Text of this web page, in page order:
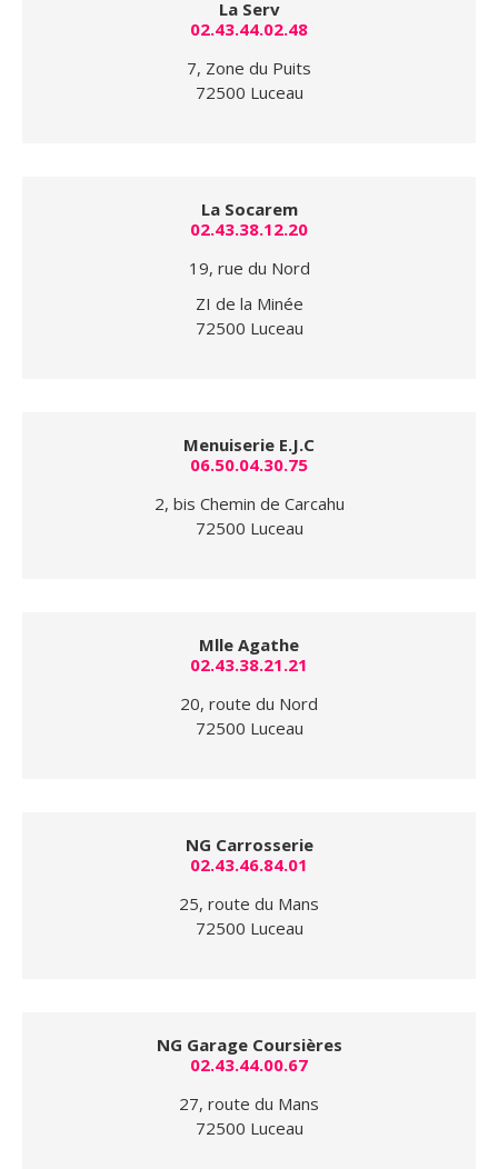
La Serv
02.43.44.02.48
7, Zone du Puits
72500 Luceau
La Socarem
02.43.38.12.20
19, rue du Nord
ZI de la Minée
72500 Luceau
Menuiserie E.J.C
06.50.04.30.75
2, bis Chemin de Carcahu
72500 Luceau
Mlle Agathe
02.43.38.21.21
20, route du Nord
72500 Luceau
NG Carrosserie
02.43.46.84.01
25, route du Mans
72500 Luceau
NG Garage Coursières
02.43.44.00.67
27, route du Mans
72500 Luceau